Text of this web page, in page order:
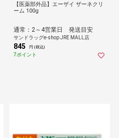
【医薬部外品】エーザイ ザーネクリ
ーム 100g
通常：2～4営業日 発送目安
サンドラッグe-shop JRE MALL店
845 円 (税込)
7ポイント